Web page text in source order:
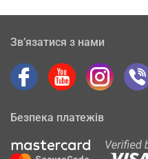
Зв’язатися з нами
Безпека платежів